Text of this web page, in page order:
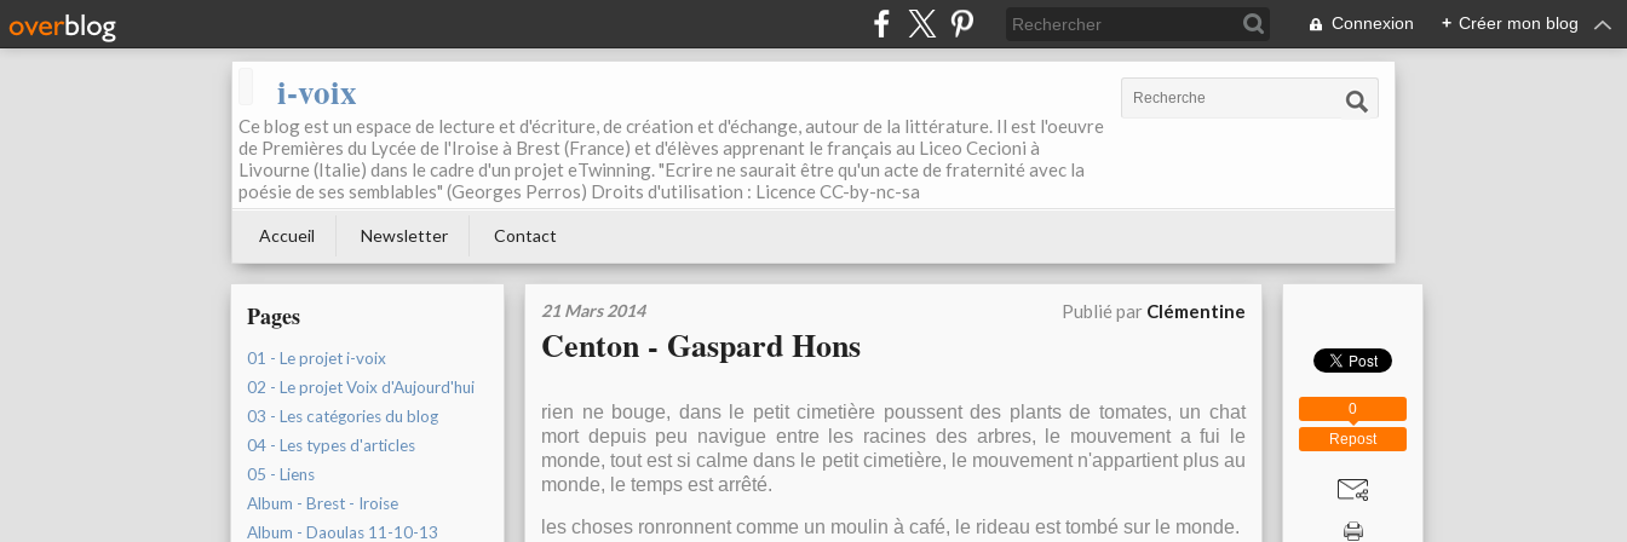
Connexion + Créer mon blog
i-voix
Ce blog est un espace de lecture et d'écriture, de création et d'échange, autour de la littérature. Il est l'oeuvre
de Premières du Lycée de l'Iroise à Brest (France) et d'élèves apprenant le français au Liceo Cecioni à
Livourne (Italie) dans le cadre d'un projet eTwinning. "Ecrire ne saurait être qu'un acte de fraternité avec la
poésie de ses semblables" (Georges Perros) Droits d'utilisation : Licence CC-by-nc-sa
Accueil Newsletter Contact
Pages
01 - Le projet i-voix
02 - Le projet Voix d'Aujourd'hui
03 - Les catégories du blog
04 - Les types d'articles
05 - Liens
Album - Brest - Iroise
Album - Daoulas 11-10-13
21 Mars 2014 Publié par Clémentine
Centon - Gaspard Hons
rien ne bouge, dans le petit cimetière poussent des plants de tomates, un chat
mort depuis peu navigue entre les racines des arbres, le mouvement a fui le
monde, tout est si calme dans le petit cimetière, le mouvement n'appartient plus au
monde, le temps est arrêté.
les choses ronronnent comme un moulin à café, le rideau est tombé sur le monde.
Repost
0